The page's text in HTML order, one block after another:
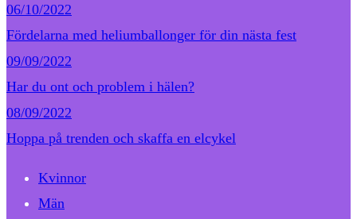
06/10/2022
Fördelarna med heliumballonger för din nästa fest
09/09/2022
Har du ont och problem i hälen?
08/09/2022
Hoppa på trenden och skaffa en elcykel
Kvinnor
Män